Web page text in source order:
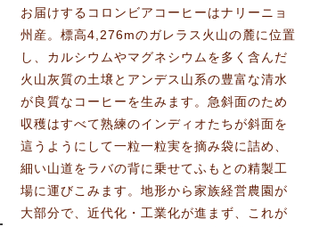
お届けするコロンビアコーヒーはナリーニョ
州産。標高4,276mのガレラス火山の麓に位置
し、カルシウムやマグネシウムを多く含んだ
火山灰質の土壌とアンデス山系の豊富な清水
が良質なコーヒーを生みます。急斜面のため
収穫はすべて熟練のインディオたちが斜面を
這うようにして一粒一粒実を摘み袋に詰め、
細い山道をラバの背に乗せてふもとの精製工
場に運びこみます。地形から家族経営農園が
大部分で、近代化・工業化が進まず、これが